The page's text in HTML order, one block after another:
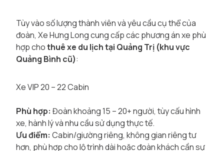
Tùy vào số lượng thành viên và yêu cầu cụ thể của
đoàn, Xe Hưng Long cung cấp các phương án xe phù
hợp chothuê xe du lịch tại Quảng Trị (khu vực
Quảng Bình cũ):
Xe VIP 20 – 22 Cabin
Phù hợp: Đoàn khoảng 15 – 20+ người, tùy cấu hình
xe, hành lý và nhu cầu sử dụng thực tế.
Ưu điểm: Cabin/giường riêng, không gian riêng tư
hơn, phù hợp cho lộ trình dài hoặc đoàn khách cần sự